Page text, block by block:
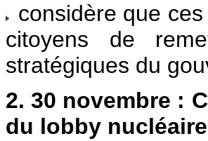
considère que
citoyens de
stratégiques du
2. 30 novembre :
du lobby nucléaire